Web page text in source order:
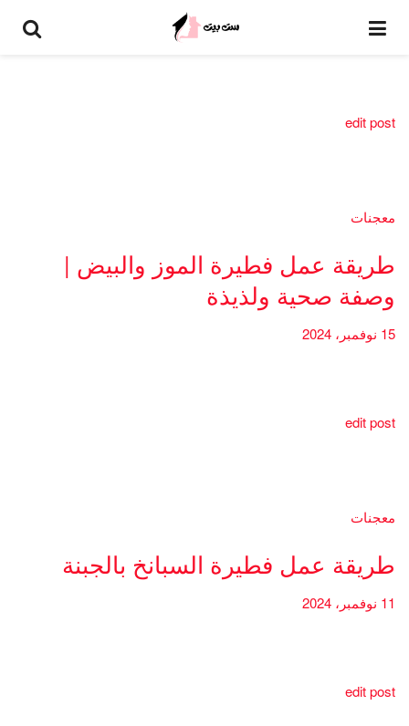
edit post
معجنات
طريقة عمل فطيرة الموز والبيض |
وصفة صحية ولذيذة
15 نوفمبر، 2024
edit post
معجنات
طريقة عمل فطيرة السبانخ بالجبنة
11 نوفمبر، 2024
edit post